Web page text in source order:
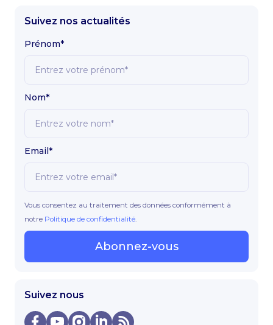
Suivez nos actualités
Prénom*
Nom*
Email*
Vous consentez au traitement des données conformément à
notre Politique de confidentialité.
Abonnez-vous
Suivez nous